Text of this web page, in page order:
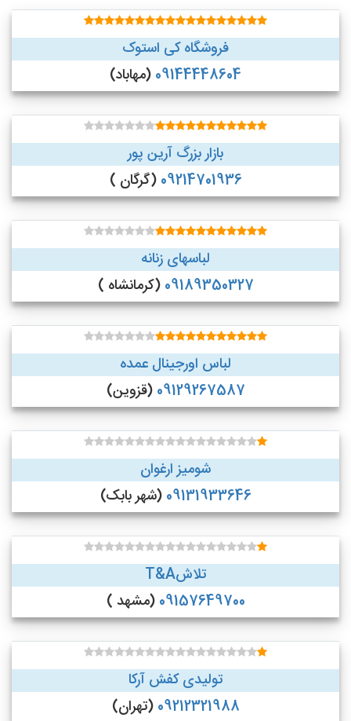
فروشگاه کی استوک
09144448604 (مهاباد)
بازار بزرگ آرین پور
09214701936 (گرگان )
لباسهای زنانه
09189350327 (کرمانشاه )
لباس اورجینال عمده
09129267587 (قزوین)
شومیز ارغوان
09131933646 (شهر بابک)
تلاشT&A
09157649700 (مشهد )
تولیدی کفش آرکا
09212321988 (تهران)